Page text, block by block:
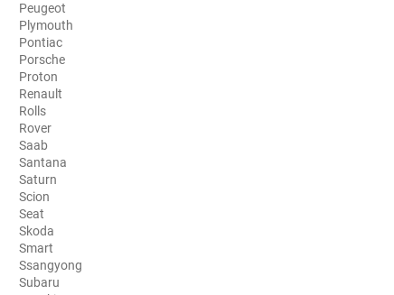
Changan
Chevrolet
Chrysler
Citroën
Cupra
Dacia
Daewoo
Daihatsu
Peugeot
Plymouth
Pontiac
Porsche
Proton
Renault
Rolls
Rover
Saab
Santana
Saturn
Scion
Seat
Skoda
Smart
Ssangyong
Subaru